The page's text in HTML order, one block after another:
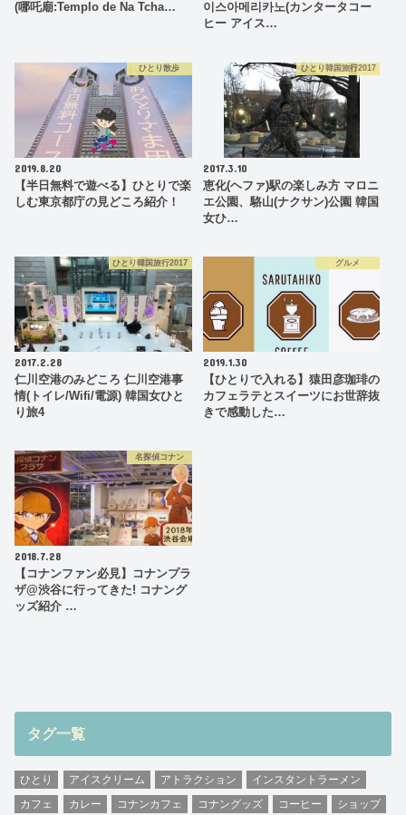
(哪吒廟:Templo de Na Tcha…
이스아메리카노(カンタータコー
ヒー アイス…
ひとり散歩
2019.8.20
【半日無料で遊べる】ひとりで楽
しむ東京都庁の見どころ紹介！
ひとり韓国旅行2017
2017.3.10
恵化(ヘファ)駅の楽しみ方 マロニ
エ公園、駱山(ナクサン)公園 韓国
女ひ…
ひとり韓国旅行2017
2017.2.28
仁川空港のみどころ 仁川空港事
情(トイレ/Wifi/電源) 韓国女ひと
り旅4
グルメ
2019.1.30
【ひとりで入れる】猿田彦珈琲の
カフェラテとスイーツにお世辞抜
きで感動した…
名探偵コナン
2018.7.28
【コナンファン必見】コナンプラ
ザ@渋谷に行ってきた! コナング
ッズ紹介 …
タグ一覧
ひとり アイスクリーム アトラクション
インスタントラーメン
カフェ
カレー コナンカフェ コナングッズ コーヒー
ショップ